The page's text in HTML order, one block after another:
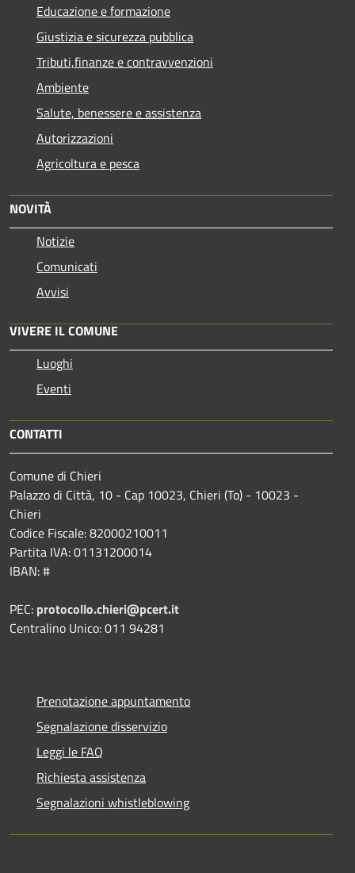
Educazione e formazione
Giustizia e sicurezza pubblica
Tributi,finanze e contravvenzioni
Ambiente
Salute, benessere e assistenza
Autorizzazioni
Agricoltura e pesca
NOVITÀ
Notizie
Comunicati
Avvisi
VIVERE IL COMUNE
Luoghi
Eventi
CONTATTI
Comune di Chieri
Palazzo di Città, 10 - Cap 10023, Chieri (To) - 10023 -
Chieri
Codice Fiscale: 82000210011
Partita IVA: 01131200014
IBAN: #
PEC: protocollo.chieri@pcert.it
Centralino Unico: 011 94281
Prenotazione appuntamento
Segnalazione disservizio
Leggi le FAQ
Richiesta assistenza
Segnalazioni whistleblowing